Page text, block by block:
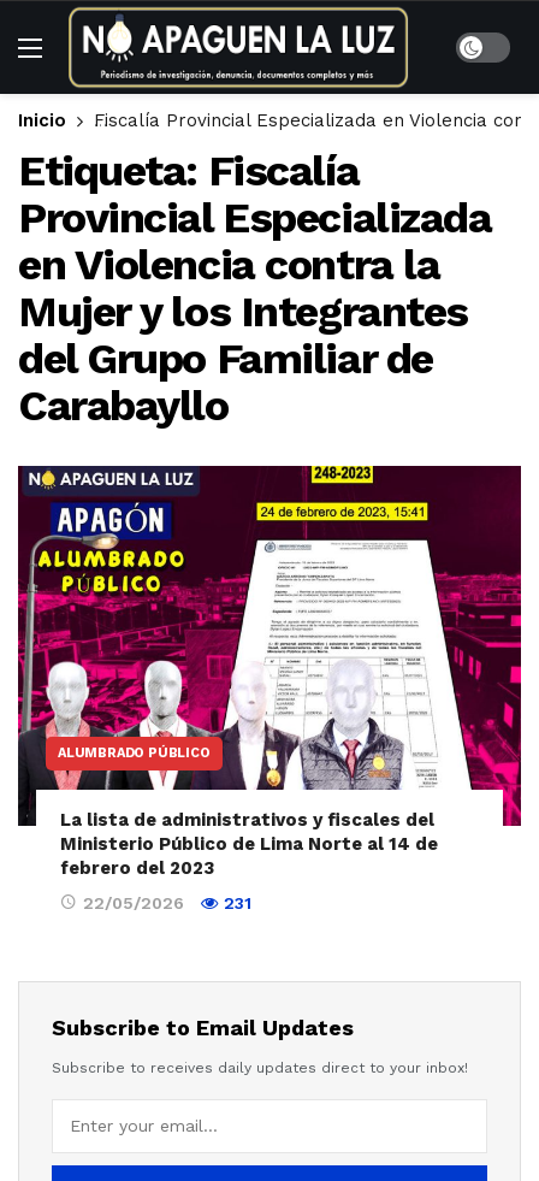
Inicio Fiscalía Provincial Especializada en Violencia
Etiqueta: Fiscalía
Provincial Especializada
en Violencia contra la
Mujer y los Integrantes
del Grupo Familiar de
Carabayllo
ALUMBRADO PÚBLICO
La lista de administrativos y fiscales del
Ministerio Público de Lima Norte al 14 de
febrero del 2023
22/05/2026 231
Subscribe to Email Updates
Subscribe to receives daily updates direct to your inbox!